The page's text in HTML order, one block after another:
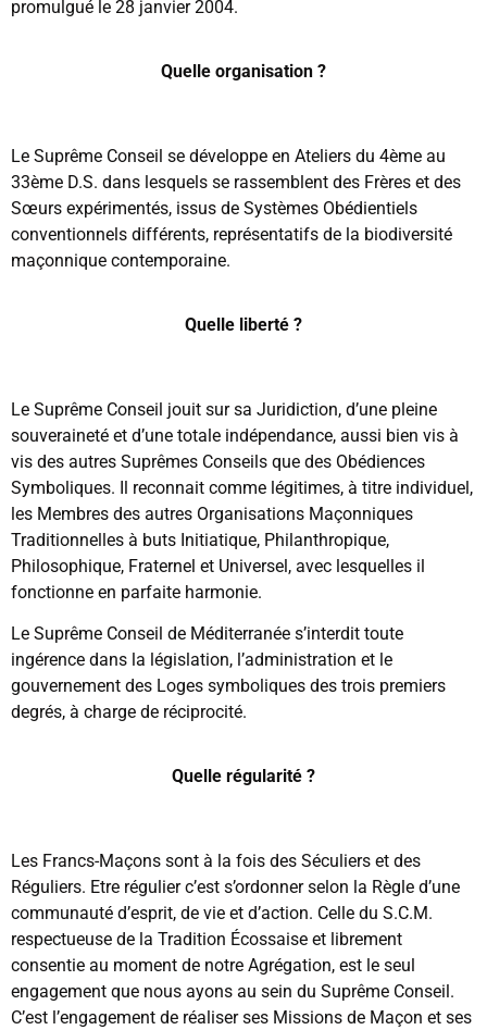
promulgué le 28 janvier 2004.
Quelle organisation ?
Le Suprême Conseil se développe en Ateliers du 4ème au
33ème D.S. dans lesquels se rassemblent des Frères et des
Sœurs expérimentés, issus de Systèmes Obédientiels
conventionnels différents, représentatifs de la biodiversité
maçonnique contemporaine.
Quelle liberté ?
Le Suprême Conseil jouit sur sa Juridiction, d’une pleine
souveraineté et d’une totale indépendance, aussi bien vis à
vis des autres Suprêmes Conseils que des Obédiences
Symboliques. Il reconnait comme légitimes, à titre individuel,
les Membres des autres Organisations Maçonniques
Traditionnelles à buts Initiatique, Philanthropique,
Philosophique, Fraternel et Universel, avec lesquelles il
fonctionne en parfaite harmonie.
Le Suprême Conseil de Méditerranée s’interdit toute
ingérence dans la législation, l’administration et le
gouvernement des Loges symboliques des trois premiers
degrés, à charge de réciprocité.
Quelle régularité ?
Les Francs-Maçons sont à la fois des Séculiers et des
Réguliers. Etre régulier c’est s’ordonner selon la Règle d’une
communauté d’esprit, de vie et d’action. Celle du S.C.M.
respectueuse de la Tradition Écossaise et librement
consentie au moment de notre Agrégation, est le seul
engagement que nous ayons au sein du Suprême Conseil.
C’est l’engagement de réaliser ses Missions de Maçon et ses